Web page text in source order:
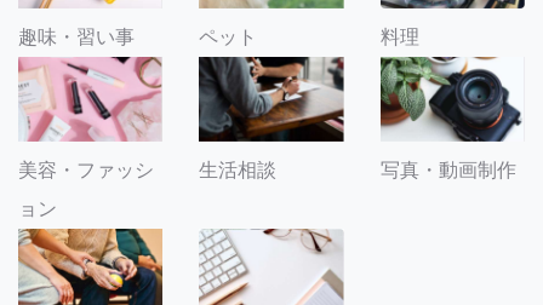
趣味・習い事 ペット 料理
美容・ファッシ
ョン
生活相談 写真・動画制作